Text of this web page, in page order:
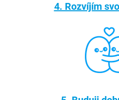
4. Rozvíjím